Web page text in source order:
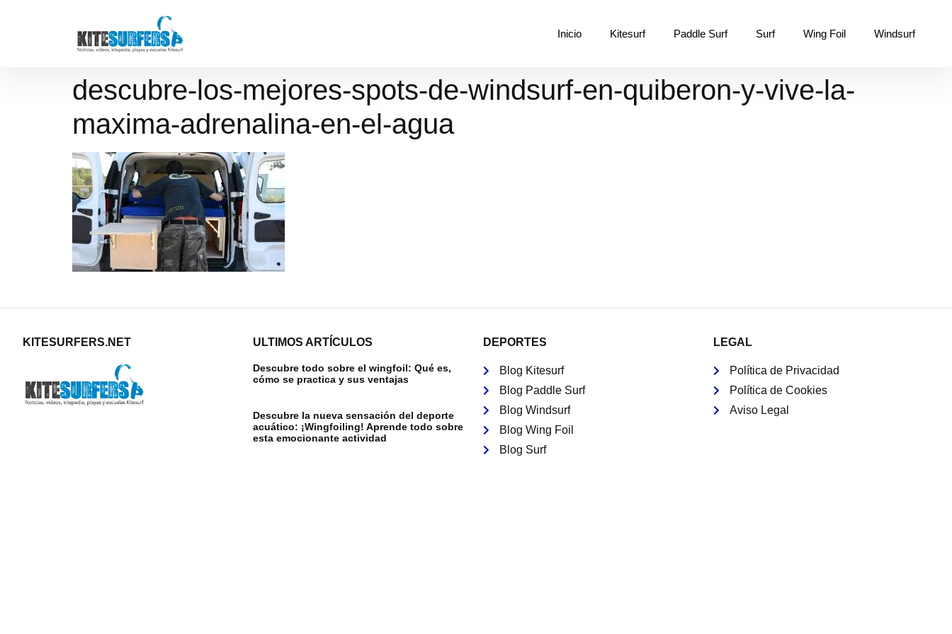
Inicio Kitesurf Paddle Surf Surf Wing Foil Windsurf
descubre-los-mejores-spots-de-windsurf-en-quiberon-y-vive-la-
maxima-adrenalina-en-el-agua
KITESURFERS.NET ULTIMOS ARTÍCULOS
Descubre todo sobre el wingfoil: Qué es,
cómo se practica y sus ventajas
Descubre la nueva sensación del deporte
acuático: ¡Wingfoiling! Aprende todo sobre
esta emocionante actividad
DEPORTES
Blog Kitesurf
Blog Paddle Surf
Blog Windsurf
Blog Wing Foil
Blog Surf
LEGAL
Política de Privacidad
Política de Cookies
Aviso Legal